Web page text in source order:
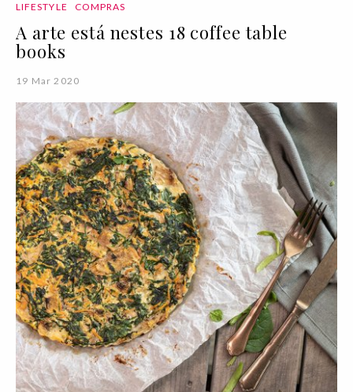
LIFESTYLE COMPRAS
A arte está nestes 18 coffee table
books
19 Mar 2020